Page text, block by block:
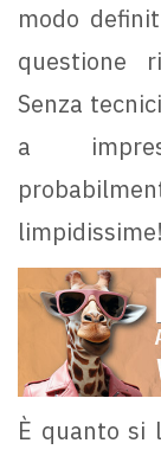
modo
questione
Senza
a
È quanto si